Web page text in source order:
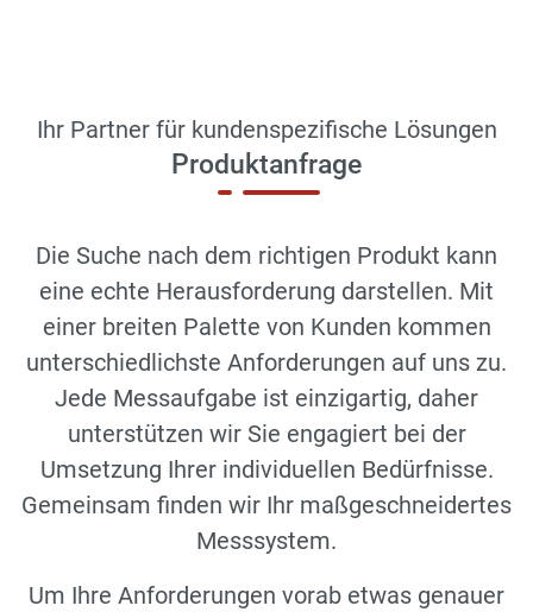
Ihr Partner für kundenspezifische Lösungen
Produktanfrage
Die Suche nach dem richtigen Produkt kann
eine echte Herausforderung darstellen. Mit
einer breiten Palette von Kunden kommen
unterschiedlichste Anforderungen auf uns zu.
Jede Messaufgabe ist einzigartig, daher
unterstützen wir Sie engagiert bei der
Umsetzung Ihrer individuellen Bedürfnisse.
Gemeinsam finden wir Ihr maßgeschneidertes
Messsystem.
Um Ihre Anforderungen vorab etwas genauer